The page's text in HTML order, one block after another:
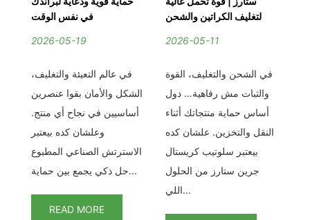
في نفس الوقت
2026-05-19
في عالم التعبئة والتغليف،
الشكل والأمان بقوا عنصرين
أساسيين في نجاح أي منتج.
وعلشان كده بيعتبر
الاسترتش الصناعي المطبوع
حل ذكي يجمع بين حماية...
READ MORE
لتغليف الكراتين والشحن
2026-05-11
في الشحن والتغليف، القوة
والثبات مش رفاهية… دول
أساس حماية منتجاتك أثناء
النقل والتخزين. علشان كده
بيعتبر سلوتيب كريستال
جرين ستارز من الحلول
اللي...